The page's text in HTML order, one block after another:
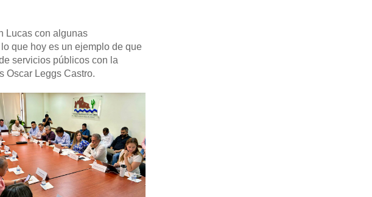
Lucas con algunas
que hoy es un ejemplo de que
servicios públicos con la
Oscar Leggs Castro.